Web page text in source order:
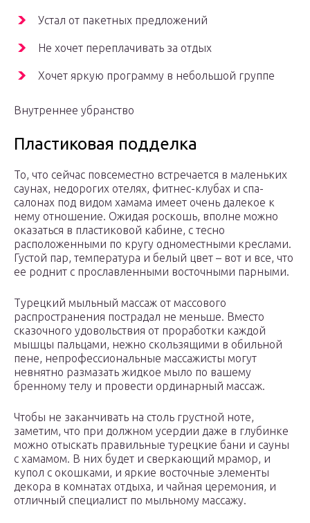
Устал от пакетных предложений
Не хочет переплачивать за отдых
Хочет яркую программу в небольшой группе
Внутреннее убранство
Пластиковая подделка
То, что сейчас повсеместно встречается в маленьких
саунах, недорогих отелях, фитнес-клубах и спа-
салонах под видом хамама имеет очень далекое к
нему отношение. Ожидая роскошь, вполне можно
оказаться в пластиковой кабине, с тесно
расположенными по кругу одноместными креслами.
Густой пар, температура и белый цвет – вот и все, что
ее роднит с прославленными восточными парными.
Турецкий мыльный массаж от массового
распространения пострадал не меньше. Вместо
сказочного удовольствия от проработки каждой
мышцы пальцами, нежно скользящими в обильной
пене, непрофессиональные массажисты могут
невнятно размазать жидкое мыло по вашему
бренному телу и провести ординарный массаж.
Чтобы не заканчивать на столь грустной ноте,
заметим, что при должном усердии даже в глубинке
можно отыскать правильные турецкие бани и сауны
с хамамом. В них будет и сверкающий мрамор, и
купол с окошками, и яркие восточные элементы
декора в комнатах отдыха, и чайная церемония, и
отличный специалист по мыльному массажу.